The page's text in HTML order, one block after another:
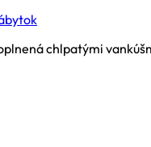
chlpatými